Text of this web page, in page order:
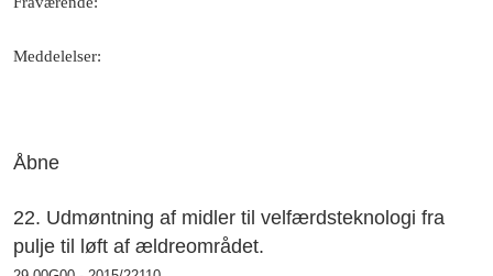
Meddelelser:
Åbne
22. Udmøntning af midler til velfærdsteknologi fra
pulje til løft af ældreområdet.